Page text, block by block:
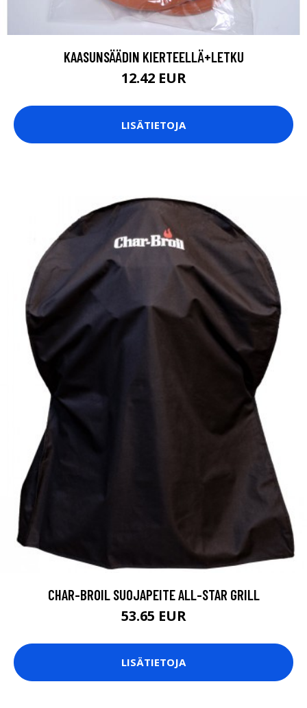
KAASUNSÄÄDIN KIERTEELLÄ+LETKU
12.42 EUR
LISÄTIETOJA
CHAR-BROIL SUOJAPEITE ALL-STAR GRILL
53.65 EUR
LISÄTIETOJA